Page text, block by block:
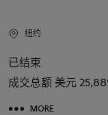
纽约
已结束
成交总额 美元
MORE